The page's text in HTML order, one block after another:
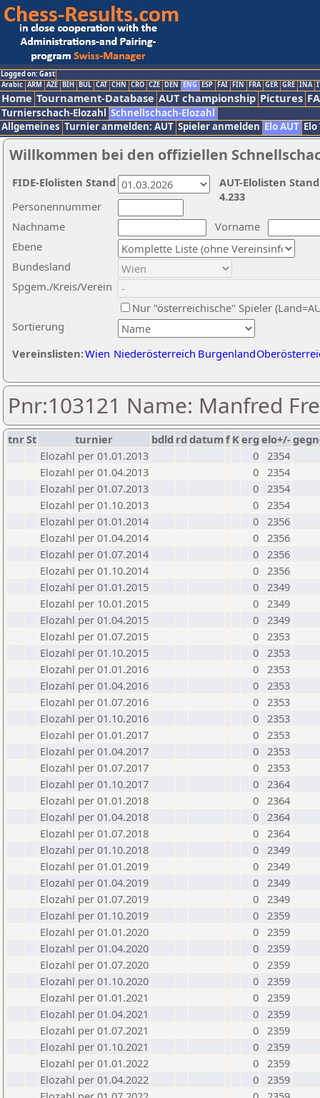
Logged on: Gast
Arabic ARM AZE BIH BUL CAT CHN CRO CZE DEN ENG ESP FAI FIN FRA GER GRE INA
Home Tournament-Database AUT championship Pictures
Turnierschach-Elozahl Schnellschach-Elozahl
Allgemeines Turnier anmelden: AUT Spieler anmelden Elo AUT
Willkommen bei den offiziellen
Nachname
Vorname
Ebene
Sortierung
Personennummer
Bundesland
Spgem./Kreis/Verein
Nur "österreichische" Spieler
Vereinslisten:Wien Niederösterreich Burgenland
AUT-Elolisten
4.233
FIDE-Elolisten Stand
Pnr:103121 Name: Manfred
tnrSt turnier bdld rd datumf Kerg elo+/-
Elozahl per 01.01.2013
0 2354
Elozahl per 01.04.2013
0 2354
Elozahl per 01.07.2013
0 2354
Elozahl per 01.10.2013
0 2354
Elozahl per 01.01.2014
0 2356
Elozahl per 01.04.2014
0 2356
Elozahl per 01.07.2014
0 2356
Elozahl per 01.10.2014
0 2356
Elozahl per 01.01.2015
0 2349
Elozahl per 10.01.2015
0 2349
Elozahl per 01.04.2015
0 2349
Elozahl per 01.07.2015
0 2353
Elozahl per 01.10.2015
0 2353
Elozahl per 01.01.2016
0 2353
Elozahl per 01.04.2016
0 2353
Elozahl per 01.07.2016
0 2353
Elozahl per 01.10.2016
0 2353
Elozahl per 01.01.2017
0 2353
Elozahl per 01.04.2017
0 2353
Elozahl per 01.07.2017
0 2353
Elozahl per 01.10.2017
0 2364
Elozahl per 01.01.2018
0 2364
Elozahl per 01.04.2018
0 2364
Elozahl per 01.07.2018
0 2364
Elozahl per 01.10.2018
0 2349
Elozahl per 01.01.2019
0 2349
Elozahl per 01.04.2019
0 2349
Elozahl per 01.07.2019
0 2349
Elozahl per 01.10.2019
0 2359
Elozahl per 01.01.2020
0 2359
Elozahl per 01.04.2020
0 2359
Elozahl per 01.07.2020
0 2359
Elozahl per 01.10.2020
0 2359
Elozahl per 01.01.2021
0 2359
Elozahl per 01.04.2021
0 2359
Elozahl per 01.07.2021
0 2359
Elozahl per 01.10.2021
0 2359
Elozahl per 01.01.2022
0 2359
Elozahl per 01.04.2022
0 2359